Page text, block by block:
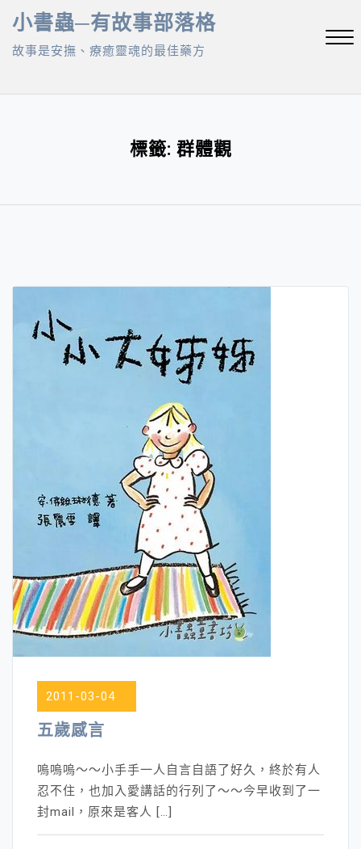
Skip
content
小書蟲─有故事部落格
故事是安撫、療癒靈魂的最佳藥方
標籤: 群體觀
2011-03-04
五歲感言
嗚嗚嗚～～小手手一人自言自語了好久，終於有人
忍不住，也加入愛講話的行列了～～今早收到了一
封mail，原來是客人 […]